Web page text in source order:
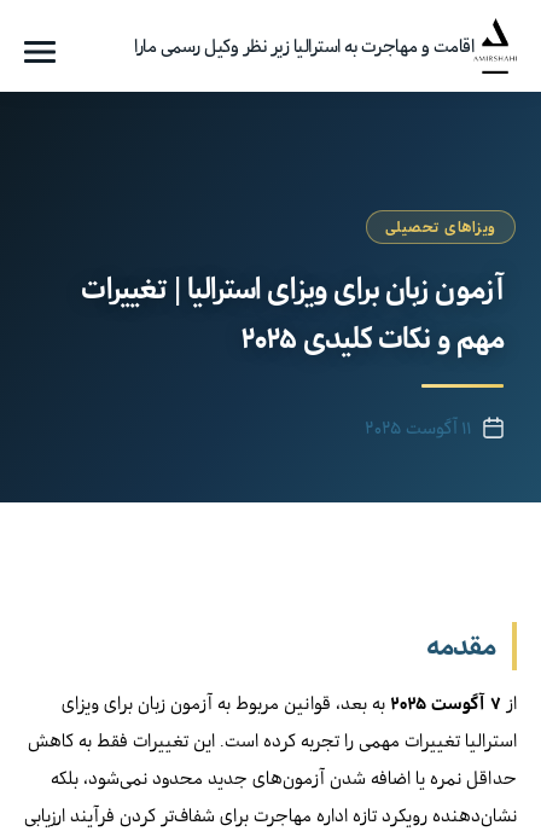
اقامت و مهاجرت به استرالیا زیر نظر وکیل رسمی مارا
ویزاهای تحصیلی
آزمون زبان برای ویزای استرالیا | تغییرات
مهم و نکات کلیدی ۲۰۲۵
تاریخ۱۱ آگوست ۲۰۲۵
مقدمه
از ۷ آگوست ۲۰۲۵
به بعد، قوانین مربوط به آزمون زبان برای ویزای
استرالیا تغییرات مهمی را تجربه کرده است. این تغییرات فقط به کاهش
حداقل نمره یا اضافه شدن آزمون‌های جدید محدود نمی‌شود، بلکه
نشان‌دهنده رویکرد تازه اداره مهاجرت برای شفاف‌تر کردن فرآیند ارزیابی